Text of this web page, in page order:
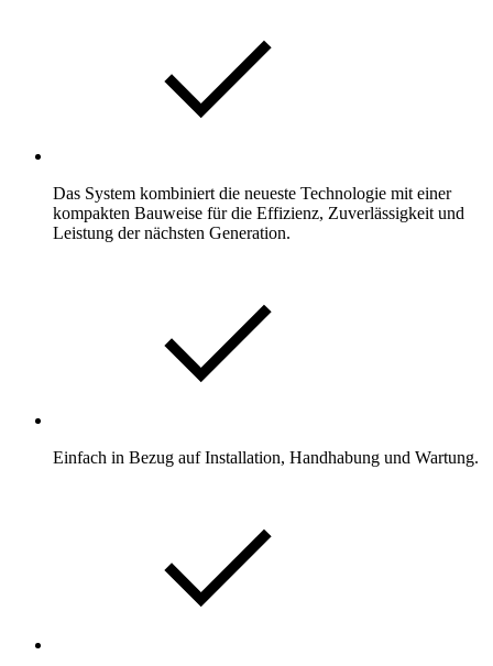
Das System kombiniert die neueste Technologie mit einer
kompakten Bauweise für die Effizienz, Zuverlässigkeit und
Leistung der nächsten Generation.
Einfach in Bezug auf Installation, Handhabung und Wartung.